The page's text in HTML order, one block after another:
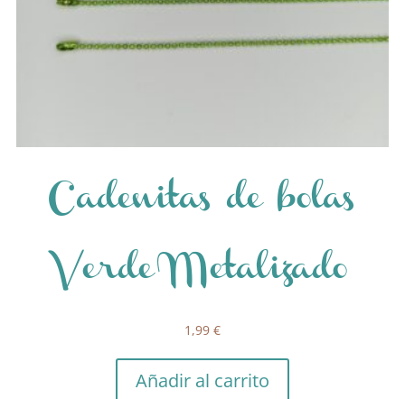
Cadenitas de bolas
Verde Metalizado
1,99 €
Añadir al carrito